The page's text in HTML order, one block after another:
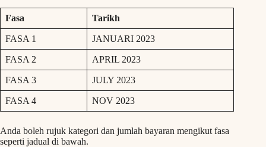
Fasa Tarikh
FASA 1 JANUARI 2023
FASA 2 APRIL 2023
FASA 3 JULY 2023
FASA 4 NOV 2023
Anda boleh rujuk kategori dan jumlah bayaran mengikut fasa
seperti jadual di bawah.